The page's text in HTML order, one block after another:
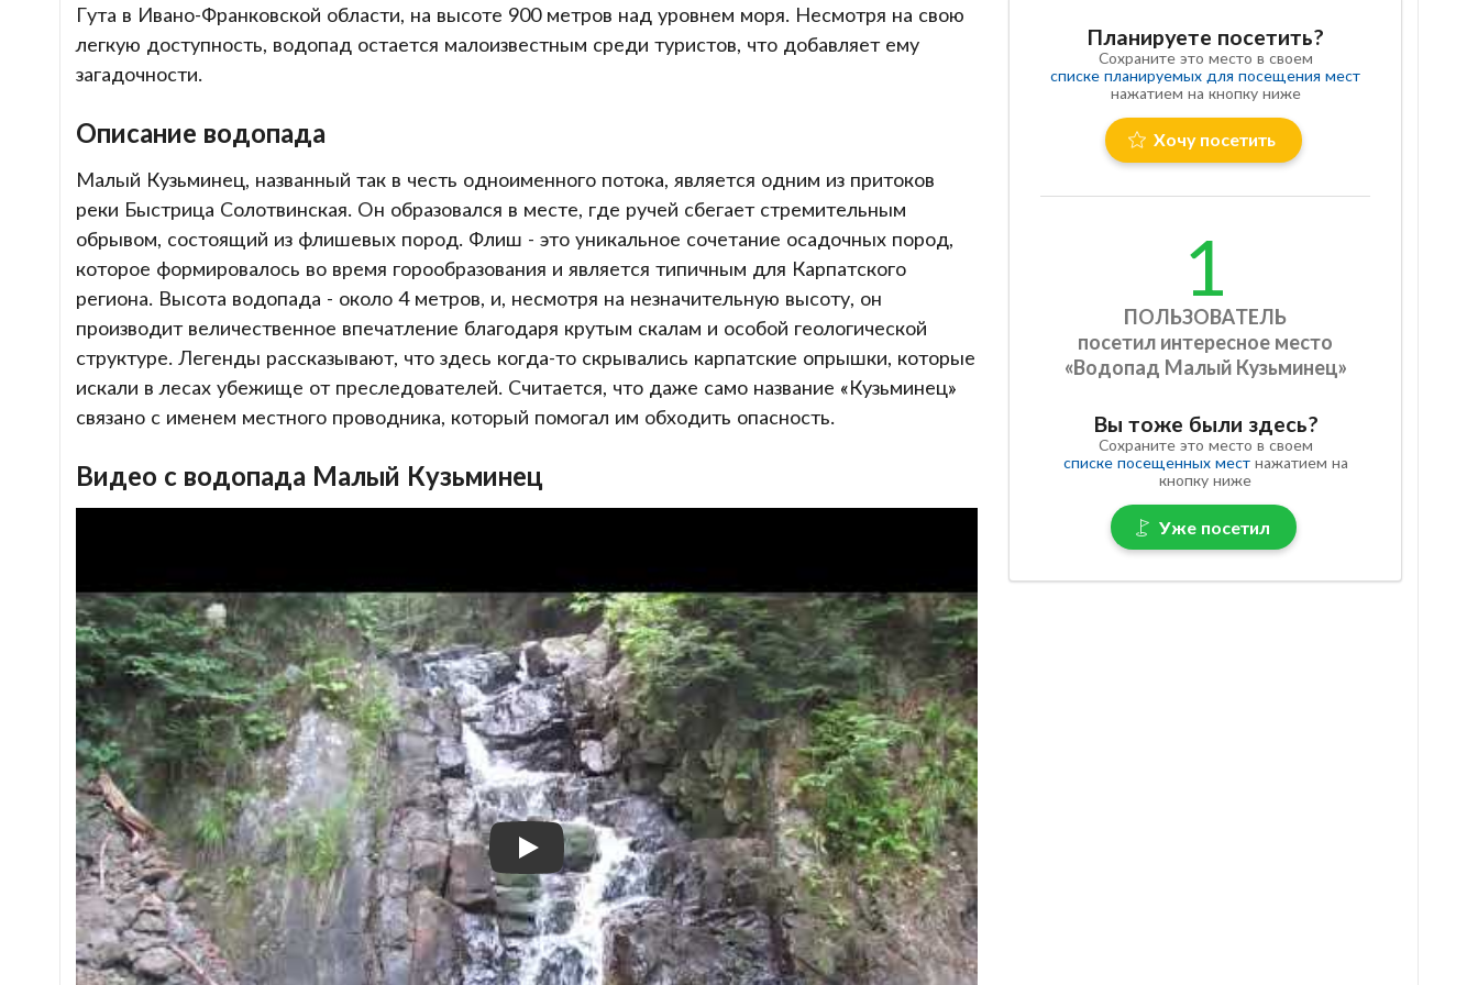
Гута в Ивано-Франковской области, на высоте 900 метров над уровнем моря. Несмотря на свою
легкую доступность, водопад остается малоизвестным среди туристов, что добавляет ему
загадочности.
Описание водопада
Малый Кузьминец, названный так в честь одноименного потока, является одним из притоков
реки Быстрица Солотвинская. Он образовался в месте, где ручей сбегает стремительным
обрывом, состоящий из флишевых пород. Флиш - это уникальное сочетание осадочных пород,
которое формировалось во время горообразования и является типичным для Карпатского
региона. Высота водопада - около 4 метров, и, несмотря на незначительную высоту, он
производит величественное впечатление благодаря крутым скалам и особой геологической
структуре. Легенды рассказывают, что здесь когда-то скрывались карпатские опрышки, которые
искали в лесах убежище от преследователей. Считается, что даже само название «Кузьминец»
связано с именем местного проводника, который помогал им обходить опасность.
Видео с водопада Малый Кузьминец
Планируете посетить?
Сохраните это место в своем
списке планируемых для посещения мест
нажатием на кнопку ниже
Хочу посетить
1
ПОЛЬЗОВАТЕЛЬ
посетил интересное место
«Водопад Малый Кузьминец»
Вы тоже были здесь?
Сохраните это место в своем
списке посещенных местнажатием на
кнопку ниже
Уже посетил